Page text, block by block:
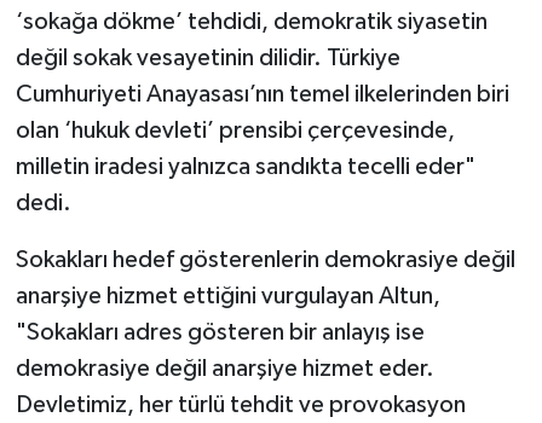
‘sokağa dökme’ tehdidi, demokratik siyasetin
değil sokak vesayetinin dilidir. Türkiye
Cumhuriyeti Anayasası’nın temel ilkelerinden biri
olan ‘hukuk devleti’ prensibi çerçevesinde,
milletin iradesi yalnızca sandıkta tecelli eder"
dedi.
Sokakları hedef gösterenlerin demokrasiye değil
anarşiye hizmet ettiğini vurgulayan Altun,
"Sokakları adres gösteren bir anlayış ise
demokrasiye değil anarşiye hizmet eder.
Devletimiz, her türlü tehdit ve provokasyon